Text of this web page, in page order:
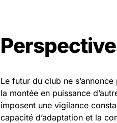
Le futur du club ne
la montée en puissance
imposent une vigilance
capacité d’adaptation et la